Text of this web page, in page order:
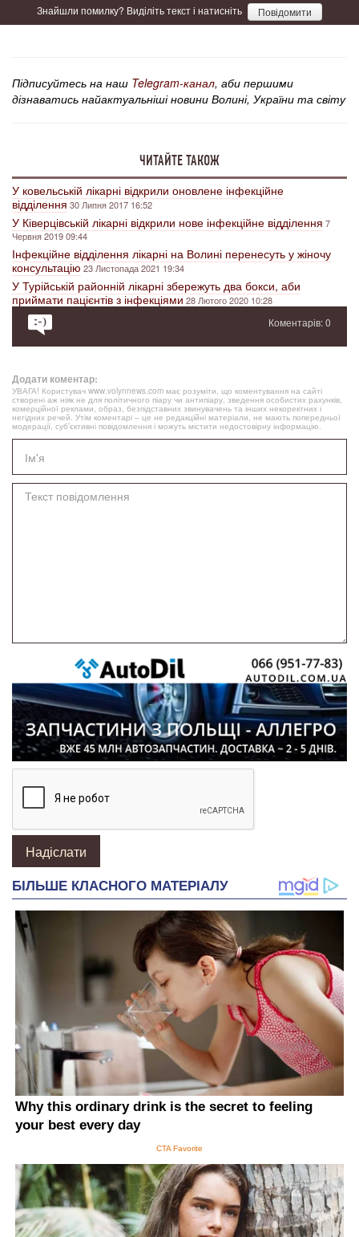
Знайшли помилку? Виділіть текст і натисніть Повідомити
Підписуйтесь на наш Telegram-канал, аби першими
дізнаватись найактуальніші новини Волині, України та світу
ЧИТАЙТЕ ТАКОЖ
У ковельській лікарні відкрили оновлене інфекційне
відділення30 Липня 2017 16:52
У Ківерцівській лікарні відкрили нове інфекційне відділення 7
Червня 2019 09:44
Інфекційне відділення лікарні на Волині перенесуть у жіночу
консультацію23 Листопада 2021 19:34
У Турійській районній лікарні збережуть два бокси, аби
приймати пацієнтів з інфекціями28 Лютого 2020 10:28
Коментарів: 0
Додати коментар:
УВАГА! Користувач www.volynnews.com має розуміти, що коментування на сайті
створені аж ніяк не для політичного піару чи антипіару, зведення особистих рахунків,
комерційної реклами, образ, безпідставних звинувачень та інших некоректних і
негідних речей. Утім коментарі – це не редакційні матеріали, не мають попередньої
модерації, суб’єктивні повідомлення і можуть містити недостовірну інформацію.